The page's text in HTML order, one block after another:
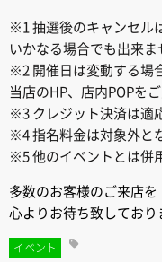
※1 抽選後のキャンセル
いかなる場合でも出来ま
※2 開催日は変動する場
当店のHP、店内POPを
※3 クレジット決済は適
※4 指名料金は対象外と
※5 他のイベントとは併
多数のお客様のご来店を
心よりお待ち致しており
イベント